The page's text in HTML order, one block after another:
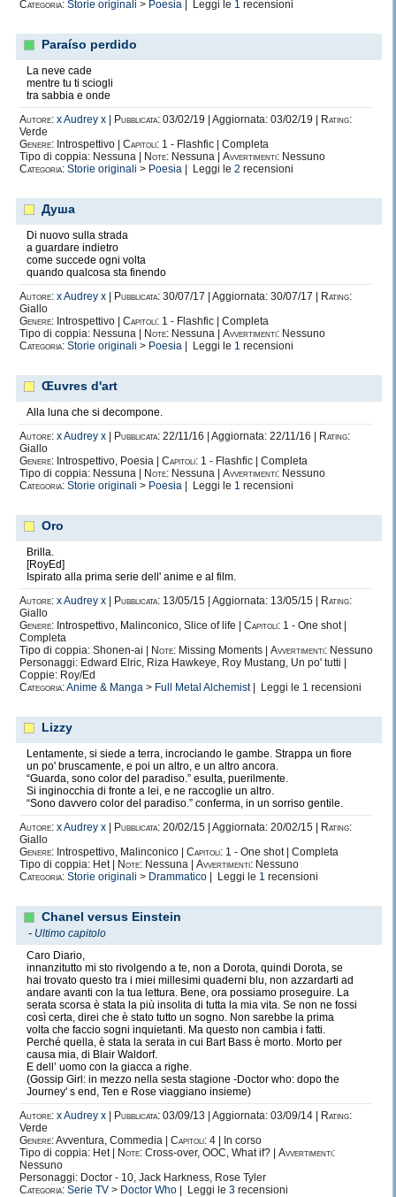
Categoria: Storie originali > Poesia | Leggi le 1 recensioni
Paraíso perdido
La neve cade
mentre tu ti sciogli
tra sabbia e onde
Autore: x Audrey x Pubblicata: 03/02/19 | Aggiornata: 03/02/19 |
Rating:
Verde
Genere: Introspettivo | Capitoli: 1 - Flashfic | Completa
Tipo di coppia: Nessuna |
Note: Nessuna | Avvertimenti: Nessuno
Categoria: Storie originali > Poesia | Leggi le 2 recensioni
Душа
Di nuovo sulla strada
a guardare indietro
come succede ogni volta
quando qualcosa sta finendo
Autore: x Audrey x Pubblicata: 30/07/17 | Aggiornata: 30/07/17 |
Rating:
Giallo
Genere: Introspettivo | Capitoli: 1 - Flashfic | Completa
Tipo di coppia: Nessuna |
Note: Nessuna | Avvertimenti: Nessuno
Categoria: Storie originali > Poesia | Leggi le 1 recensioni
Œuvres d'art
Alla luna che si decompone.
Autore: x Audrey x Pubblicata: 22/11/16 | Aggiornata: 22/11/16 |
Rating:
Giallo
Genere: Introspettivo, Poesia | Capitoli: 1 - Flashfic | Completa
Tipo di coppia: Nessuna |
Note: Nessuna | Avvertimenti: Nessuno
Categoria: Storie originali > Poesia | Leggi le 1 recensioni
Oro
Brilla.
[RoyEd]
Ispirato alla prima serie dell' anime e al film.
Autore: x Audrey x Pubblicata: 13/05/15 | Aggiornata: 13/05/15 |
Rating:
Giallo
Genere: Introspettivo, Malinconico, Slice of life | Capitoli: 1 - One shot |
Completa
Tipo di coppia: Shonen-ai |
Note: Missing Moments | Avvertimenti: Nessuno
Personaggi: Edward Elric, Riza Hawkeye, Roy Mustang, Un po' tutti |
Coppie: Roy/Ed
Categoria:Anime & Manga > Full Metal Alchemist| Leggi le 1 recensioni
Lizzy
Lentamente, si siede a terra, incrociando le gambe. Strappa un fiore
un po' bruscamente, e poi un altro, e un altro ancora.
“Guarda, sono color del paradiso.” esulta, puerilmente.
Si inginocchia di fronte a lei, e ne raccoglie un altro.
“Sono davvero color del paradiso.” conferma, in un sorriso gentile.
Autore: x Audrey x Pubblicata: 20/02/15 | Aggiornata: 20/02/15 |
Rating:
Giallo
Genere: Introspettivo, Malinconico | Capitoli: 1 - One shot | Completa
Tipo di coppia: Het |
Note: Nessuna | Avvertimenti: Nessuno
Categoria: Storie originali > Drammatico | Leggi le 1 recensioni
Chanel versus Einstein
- Ultimo capitolo
Caro Diario,
innanzitutto mi sto rivolgendo a te, non a Dorota, quindi Dorota, se
hai trovato questo tra i miei millesimi quaderni blu, non azzardarti ad
andare avanti con la tua lettura. Bene, ora possiamo proseguire. La
serata scorsa è stata la più insolita di tutta la mia vita. Se non ne fossi
così certa, direi che è stato tutto un sogno. Non sarebbe la prima
volta che faccio sogni inquietanti. Ma questo non cambia i fatti.
Perché quella, è stata la serata in cui Bart Bass è morto. Morto per
causa mia, di Blair Waldorf.
E dell’ uomo con la giacca a righe.
(Gossip Girl: in mezzo nella sesta stagione -Doctor who: dopo the
Journey' s end, Ten e Rose viaggiano insieme)
Autore: x Audrey x Pubblicata: 03/09/13 | Aggiornata: 03/09/14 |
Rating:
Verde
Genere:Avventura, Commedia | Capitoli: 4 | In corso
Tipo di coppia: Het |
Note: Cross-over, OOC, What if? | Avvertimenti:
Nessuno
Personaggi: Doctor - 10, Jack Harkness, Rose Tyler
Categoria: Serie TV > Doctor Who | Leggi le 3 recensioni